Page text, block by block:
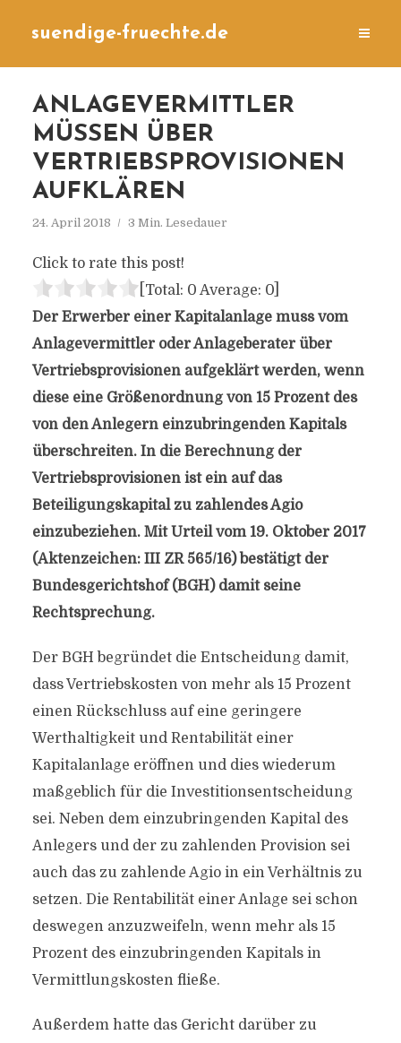
suendige-fruechte.de
ANLAGEVERMITTLER
MÜSSEN ÜBER
VERTRIEBSPROVISIONEN
AUFKLÄREN
24. April 2018 3 Min. Lesedauer
Click to rate this post!
[Total: 0 Average: 0]
Der Erwerber einer Kapitalanlage muss vom
Anlagevermittler oder Anlageberater über
Vertriebsprovisionen aufgeklärt werden, wenn
diese eine Größenordnung von 15 Prozent des
von den Anlegern einzubringenden Kapitals
überschreiten. In die Berechnung der
Vertriebsprovisionen ist ein auf das
Beteiligungskapital zu zahlendes Agio
einzubeziehen. Mit Urteil vom 19. Oktober 2017
(Aktenzeichen: III ZR 565/16) bestätigt der
Bundesgerichtshof (BGH) damit seine
Rechtsprechung.
Der BGH begründet die Entscheidung damit,
dass Vertriebskosten von mehr als 15 Prozent
einen Rückschluss auf eine geringere
Werthaltigkeit und Rentabilität einer
Kapitalanlage eröffnen und dies wiederum
maßgeblich für die Investitionsentscheidung
sei. Neben dem einzubringenden Kapital des
Anlegers und der zu zahlenden Provision sei
auch das zu zahlende Agio in ein Verhältnis zu
setzen. Die Rentabilität einer Anlage sei schon
deswegen anzuzweifeln, wenn mehr als 15
Prozent des einzubringenden Kapitals in
Vermittlungskosten fließe.
Außerdem hatte das Gericht darüber zu